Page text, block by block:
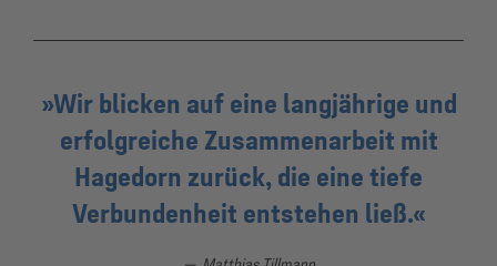
Wir blicken auf eine langjährige und
erfolgreiche Zusammenarbeit mit
Hagedorn zurück, die eine tiefe
Verbundenheit entstehen ließ.